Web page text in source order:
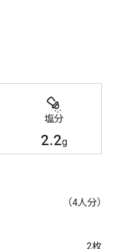
塩分
2.2g
（4人分）
2枚